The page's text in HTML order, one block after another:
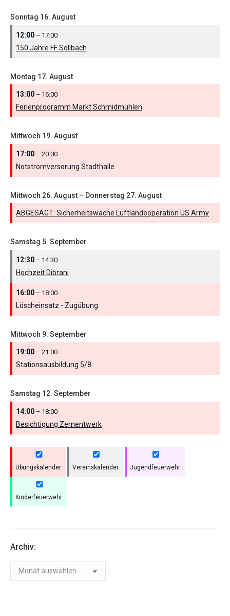
Sonntag 16. August
12:00 – 17:00
150 Jahre FF Sollbach
Montag 17. August
13:00 – 16:00
Ferienprogramm Markt Schmidmühlen
Mittwoch 19. August
17:00 – 20:00
Notstromversorung Stadthalle
Mittwoch 26. August – Donnerstag 27. August
ABGESAGT: Sicherheitswache Luftlandeoperation US Army
Samstag 5. September
12:30 – 14:30
Hochzeit Dibrani
16:00 – 18:00
Löscheinsatz - Zugübung
Mittwoch 9. September
19:00 – 21:00
Stationsausbildung 5/8
Samstag 12. September
14:00 – 18:00
Besichtigung Zementwerk
Übungskalender Vereinskalender Jugendfeuerwehr
Kinderfeuerwehr
Archiv:
Archiv: